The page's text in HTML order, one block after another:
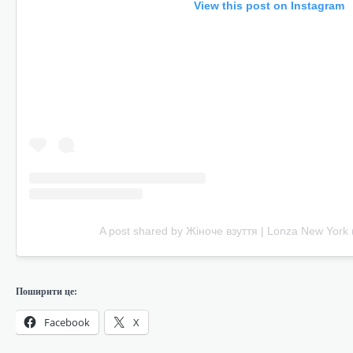
View this post on Instagram
A post shared by Жіноче взуття | Lonza New
Поширити це:
Facebook X